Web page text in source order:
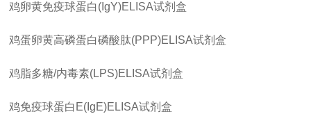
鸡卵黄免疫球蛋白(IgY)ELISA试剂盒
鸡蛋卵黄高磷蛋白磷酸肽(PPP)ELISA试剂盒
鸡脂多糖/内毒素(LPS)ELISA试剂盒
鸡免疫球蛋白 E(IgE)ELISA试剂盒